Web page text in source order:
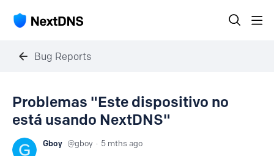
Bug Reports
Problemas "Este dispositivo no
está usando NextDNS"
Gboy gboy 5 mths ago